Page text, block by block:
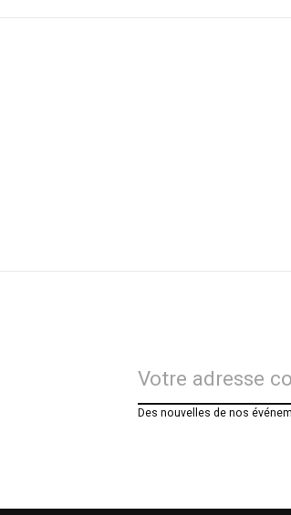
Des nouvelles de nos